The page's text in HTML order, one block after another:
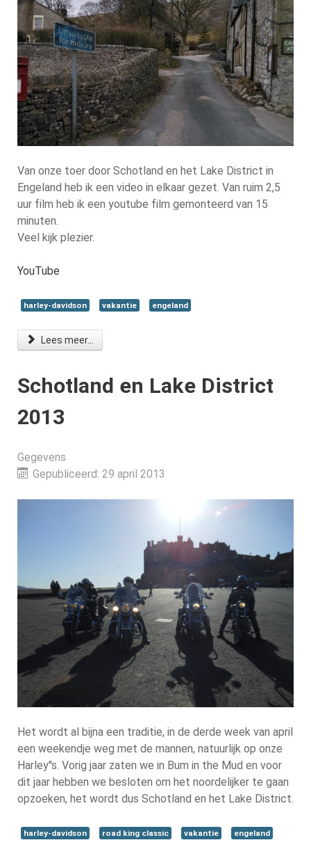
Van onze toer door Schotland en het Lake District in
Engeland heb ik een video in elkaar gezet. Van ruim 2,5
uur film heb ik een youtube film gemonteerd van 15
minuten.
Veel kijk plezier.
YouTube
harley-davidson vakantie engeland
Lees meer...
Schotland en Lake District
2013
Gegevens
Gepubliceerd: 29 april 2013
Het wordt al bijna een traditie, in de derde week van april
een weekendje weg met de mannen, natuurlijk op onze
Harley''s. Vorig jaar zaten we in Bum in the Mud en voor
dit jaar hebben we besloten om het noordelijker te gaan
opzoeken, het wordt dus Schotland en het Lake District.
harley-davidson road king classic vakantie engeland